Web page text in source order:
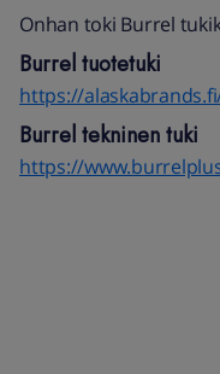
Onhan toki Burrel
Burrel tuotetuki
https://
Burrel tekninen tuki
https://